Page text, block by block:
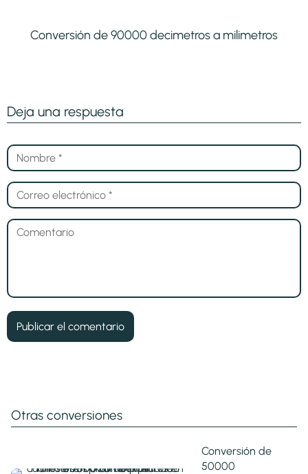
Conversión de 90000 decimetros a milimetros
Deja una respuesta
Otras conversiones
Conversión de
50000